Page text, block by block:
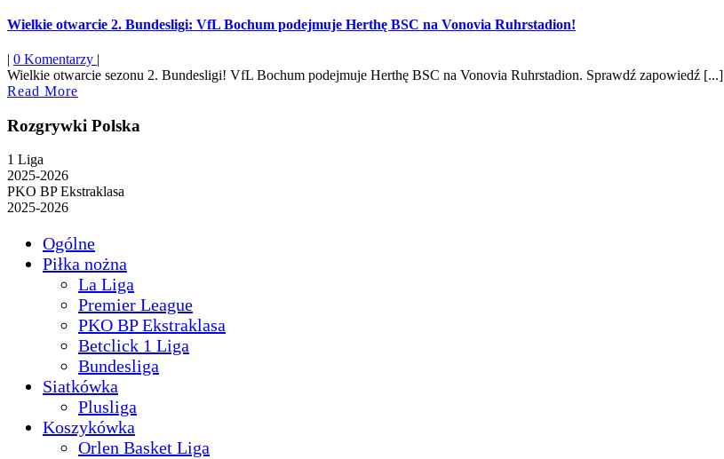
Wielkie otwarcie 2. Bundesligi: VfL Bochum podejmuje Herthę BSC na Vonovia Ruhrstadion!
| 0 Komentarzy |
Wielkie otwarcie sezonu 2. Bundesligi! VfL Bochum podejmuje Herthę BSC na Vonovia Ruhrstadion. Sprawdź zapowiedź [...]
Read More
Rozgrywki Polska
1 Liga
2025-2026
PKO BP Ekstraklasa
2025-2026
Ogólne
Piłka nożna
La Liga
Premier League
PKO BP Ekstraklasa
Betclick 1 Liga
Bundesliga
Siatkówka
Plusliga
Koszykówka
Orlen Basket Liga